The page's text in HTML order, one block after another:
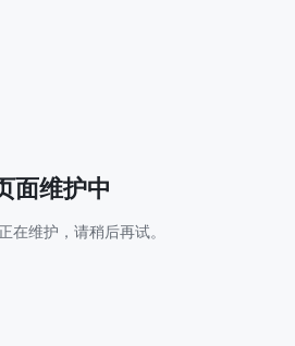
面维护中
在维护，请稍后再试。